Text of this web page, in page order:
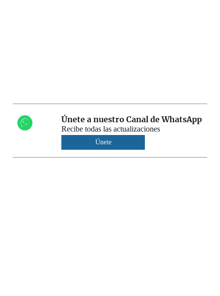
Únete a nuestro Canal de WhatsApp
Recibe todas las actualizaciones
Únete